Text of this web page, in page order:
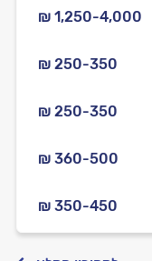
₪ 1,250-4,000
₪ 250-350
₪ 250-350
₪ 360-500
₪ 350-450